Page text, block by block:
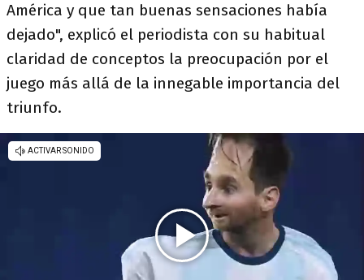
América y que tan buenas sensaciones había
dejado", explicó el periodista con su habitual
claridad de conceptos la preocupación por el
juego más allá de la innegable importancia del
triunfo.